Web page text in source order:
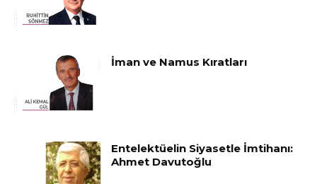
İman ve Namus Kıratları
Entelektüelin Siyasetle İmtihanı:
Ahmet Davutoğlu